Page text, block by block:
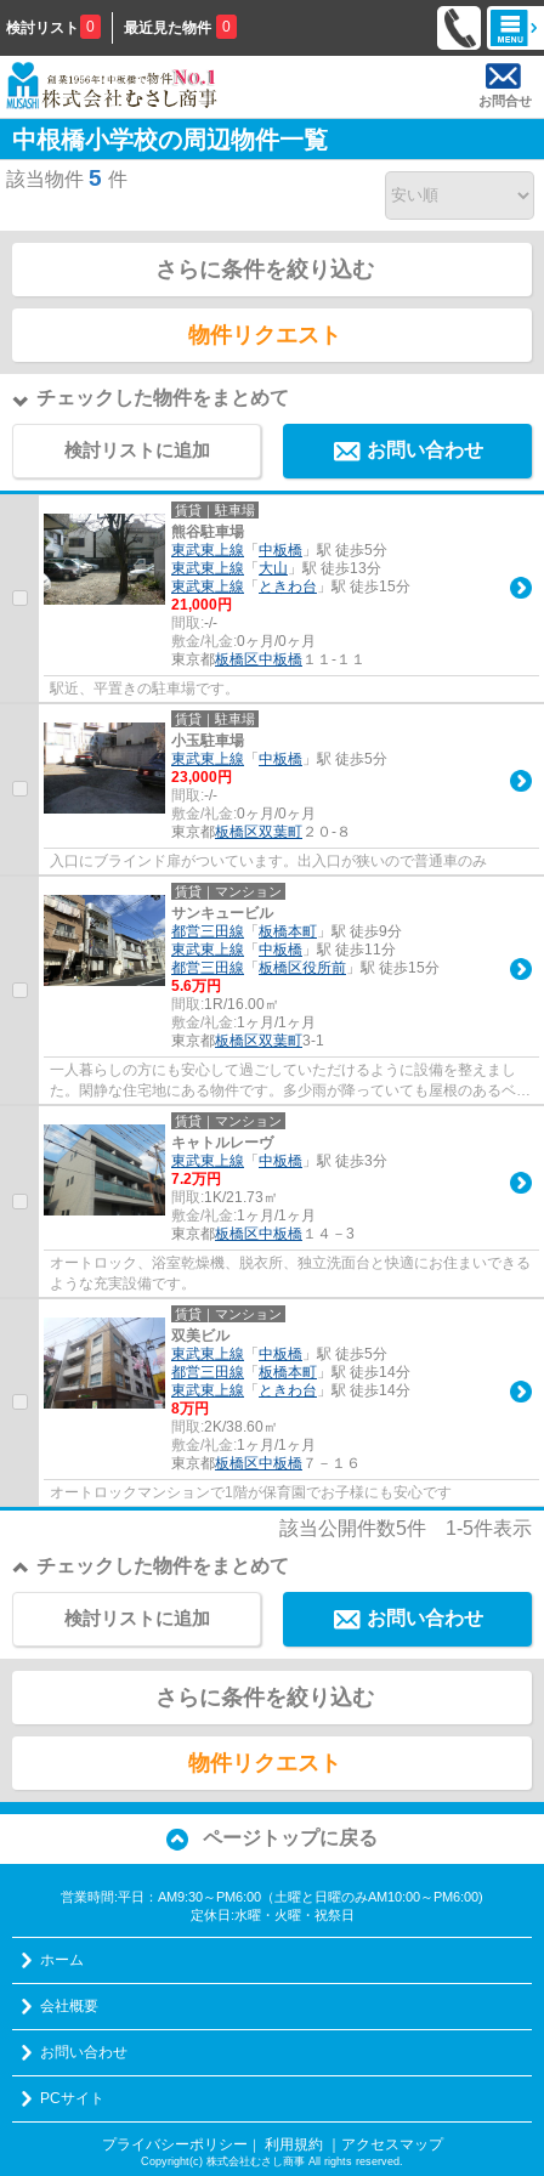
検討リスト 0 最近見た物件 0
お問合せ
中根橋小学校の周辺物件一覧
該当物件 5 件
さらに条件を絞り込む
物件リクエスト
チェックした物件をまとめて
検討リストに追加 お問い合わせ
賃貸｜駐車場
熊谷駐車場
東武東上線 「 中板橋 」駅 徒歩5分
東武東上線 「 大山 」駅 徒歩13分
東武東上線 「 ときわ台 」駅 徒歩15分
21,000円
間取:-/-
敷金/礼金:0ヶ月/0ヶ月
東京都板橋区中板橋 １１-１１
駅近、平置きの駐車場です。
賃貸｜駐車場
小玉駐車場
東武東上線 「 中板橋 」駅 徒歩5分
23,000円
間取:-/-
敷金/礼金:0ヶ月/0ヶ月
東京都板橋区双葉町 ２０-８
入口にブラインド扉がついています。出入口が狭いので普通車のみ
賃貸｜マンション
サンキュービル
都営三田線 「 板橋本町 」駅 徒歩9分
東武東上線 「 中板橋 」駅 徒歩11分
都営三田線 「 板橋区役所前 」駅 徒歩15分
5.6万円
間取:1R/16.00㎡
敷金/礼金:1ヶ月/1ヶ月
東京都板橋区双葉町3-1
一人暮らしの方にも安心して過ごしていただけるように設備を整えまし
た。閑静な住宅地にある物件です。多少雨が降っていても屋根のあるベラ
ンダなら洗濯物が干せます。靴の保管場所と...
賃貸｜マンション
キャトルレーヴ
東武東上線 「 中板橋 」駅 徒歩3分
7.2万円
間取:1K/21.73㎡
敷金/礼金:1ヶ月/1ヶ月
東京都板橋区中板橋 １４－3
オートロック、浴室乾燥機、脱衣所、独立洗面台と快適にお住まいできる
ような充実設備です。
賃貸｜マンション
双美ビル
東武東上線 「 中板橋 」駅 徒歩5分
都営三田線 「 板橋本町 」駅 徒歩14分
東武東上線 「 ときわ台 」駅 徒歩14分
8万円
間取:2K/38.60㎡
敷金/礼金:1ヶ月/1ヶ月
東京都板橋区中板橋 ７－１６
オートロックマンションで1階が保育園でお子様にも安心です
該当公開件数5件 1-5件表示
チェックした物件をまとめて
お問い合わせ
検討リストに追加
さらに条件を絞り込む
物件リクエスト
ページトップに戻る
営業時間:平日：AM9:30～PM6:00（土曜と日曜のみAM10:00～PM6:00)
定休日:水曜・火曜・祝祭日
ホーム
会社概要
お問い合わせ
PCサイト
プライバシーポリシー ｜ 利用規約 ｜アクセスマップ
Copyright(c) 株式会社むさし商事 All rights reserved.